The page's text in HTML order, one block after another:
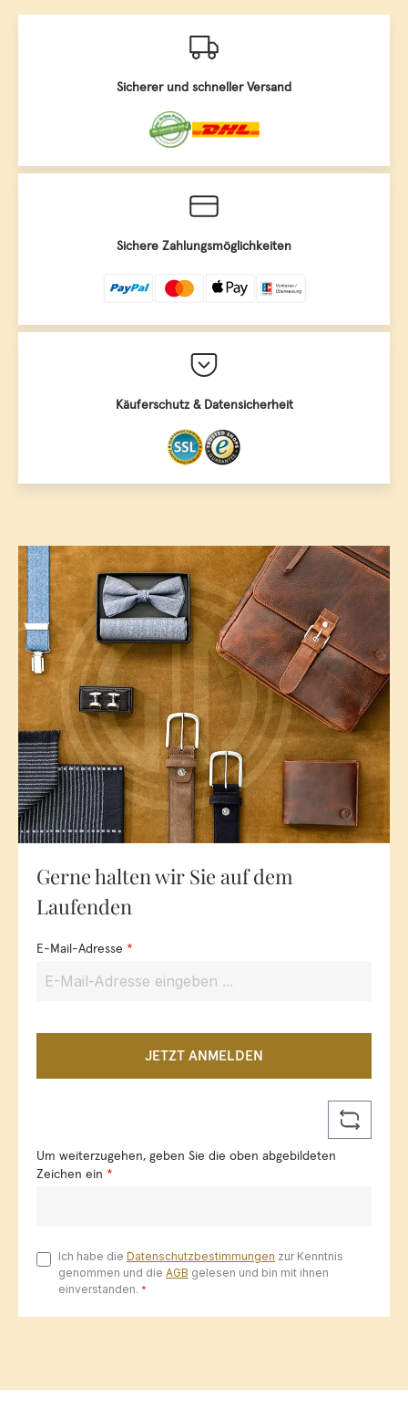
Sicherer und schneller Versand
Sichere Zahlungsmöglichkeiten
Käuferschutz & Datensicherheit
Gerne halten wir Sie auf dem
Laufenden
E-Mail-Adresse *
JETZT ANMELDEN
Um weiterzugehen, geben Sie die oben abgebildeten
Zeichen ein *
Ich habe die Datenschutzbestimmungen zur Kenntnis
genommen und die AGB gelesen und bin mit ihnen
einverstanden. *